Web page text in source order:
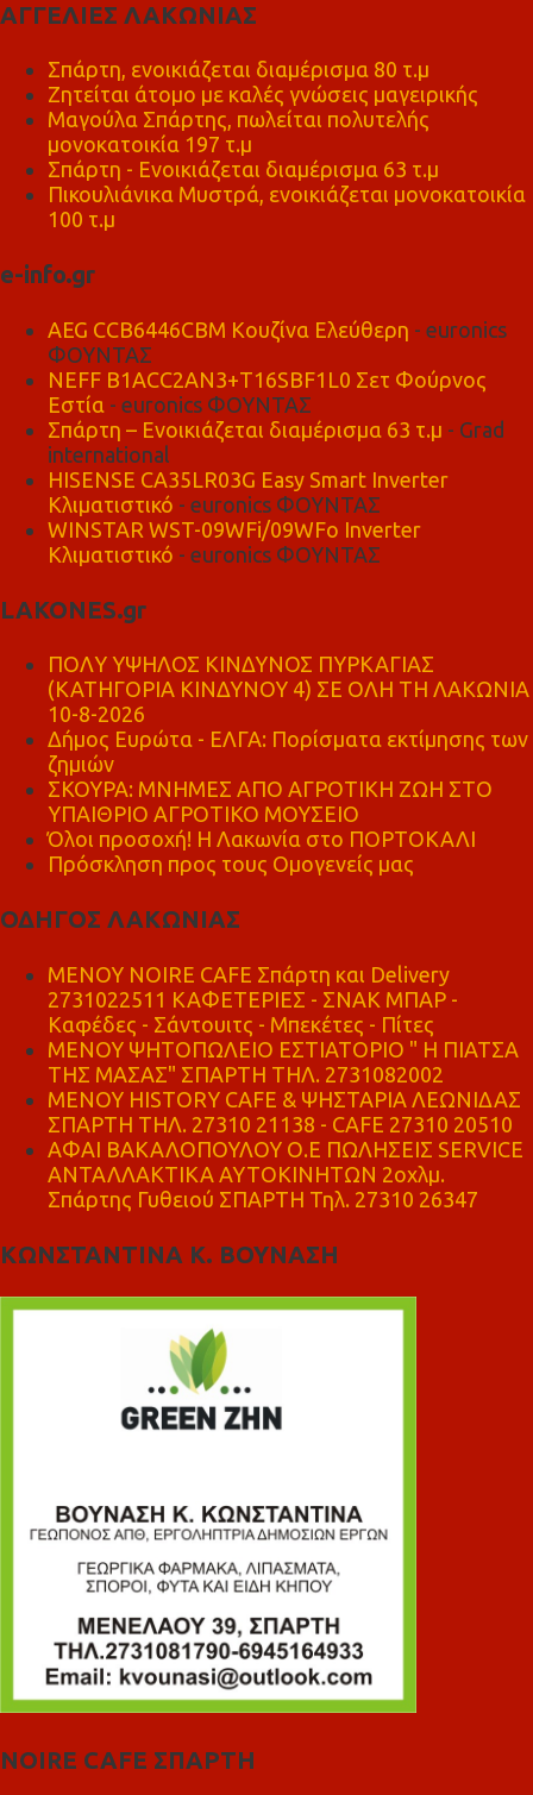
ΑΓΓΕΛΙΕΣ ΛΑΚΩΝΙΑΣ
Σπάρτη, ενοικιάζεται διαμέρισμα 80 τ.μ
Ζητείται άτομο με καλές γνώσεις μαγειρικής
Μαγούλα Σπάρτης, πωλείται πολυτελής
μονοκατοικία 197 τ.μ
Σπάρτη - Ενοικιάζεται διαμέρισμα 63 τ.μ
Πικουλιάνικα Μυστρά, ενοικιάζεται μονοκατοικία
100 τ.μ
e-info.gr
AEG CCB6446CBM Κουζίνα Ελεύθερη - euronics
ΦΟΥΝΤΑΣ
NEFF B1ACC2AN3+T16SBF1L0 Σετ Φούρνος
Εστία - euronics ΦΟΥΝΤΑΣ
Σπάρτη – Ενοικιάζεται διαμέρισμα 63 τ.μ - Grad
international
HISENSE CA35LR03G Easy Smart Inverter
Κλιματιστικό - euronics ΦΟΥΝΤΑΣ
WINSTAR WST-09WFi/09WFo Inverter
Κλιματιστικό - euronics ΦΟΥΝΤΑΣ
LAKONES.gr
ΠΟΛΥ ΥΨΗΛΟΣ ΚΙΝΔΥΝΟΣ ΠΥΡΚΑΓΙΑΣ
(ΚΑΤΗΓΟΡΙΑ ΚΙΝΔΥΝΟΥ 4) ΣΕ ΟΛΗ ΤΗ ΛΑΚΩΝΙΑ
10-8-2026
Δήμος Ευρώτα - ΕΛΓΑ: Πορίσματα εκτίμησης των
ζημιών
ΣΚΟΥΡΑ: ΜΝΗΜΕΣ ΑΠΟ ΑΓΡΟΤΙΚΗ ΖΩΗ ΣΤΟ
ΥΠΑΙΘΡΙΟ ΑΓΡΟΤΙΚΟ ΜΟΥΣΕΙΟ
Όλοι προσοχή! Η Λακωνία στο ΠΟΡΤΟΚΑΛΙ
Πρόσκληση προς τους Ομογενείς μας
ΟΔΗΓΟΣ ΛΑΚΩΝΙΑΣ
MENOY NOIRE CAFE Σπάρτη και Delivery
2731022511 ΚΑΦΕΤΕΡΙΕΣ - ΣΝΑΚ ΜΠΑΡ -
Καφέδες - Σάντουιτς - Μπεκέτες - Πίτες
ΜΕΝΟΥ ΨΗΤΟΠΩΛΕΙΟ ΕΣΤΙΑΤΟΡΙΟ " Η ΠΙΑΤΣΑ
ΤΗΣ ΜΑΣΑΣ" ΣΠΑΡΤΗ ΤΗΛ. 2731082002
ΜΕΝΟΥ HISTORY CAFE & ΨΗΣΤΑΡΙΑ ΛΕΩΝΙΔΑΣ
ΣΠΑΡΤΗ ΤΗΛ. 27310 21138 - CAFE 27310 20510
ΑΦΑΙ ΒΑΚΑΛΟΠΟΥΛΟΥ Ο.Ε ΠΩΛΗΣΕΙΣ SERVICE
ΑΝΤΑΛΛΑΚΤΙΚΑ ΑΥΤΟΚΙΝΗΤΩΝ 2οχλμ.
Σπάρτης Γυθειού ΣΠΑΡΤΗ Τηλ. 27310 26347
ΚΩΝΣΤΑΝΤΙΝΑ Κ. ΒΟΥΝΑΣΗ
NOIRE CAFE ΣΠΑΡΤΗ